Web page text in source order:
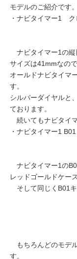
モデルのご紹介です。
・ナビタイマー1 ク
ナビタイマー1の縦
サイズは41mmなの
オールドナビタイマ
す。
シルバーダイヤルと
ております。
続いてもナビタイ
・ナビタイマー1
ナビタイマー1の
レッドゴールドケー
そして同じくB01キ
もちろんどのモデ
す。